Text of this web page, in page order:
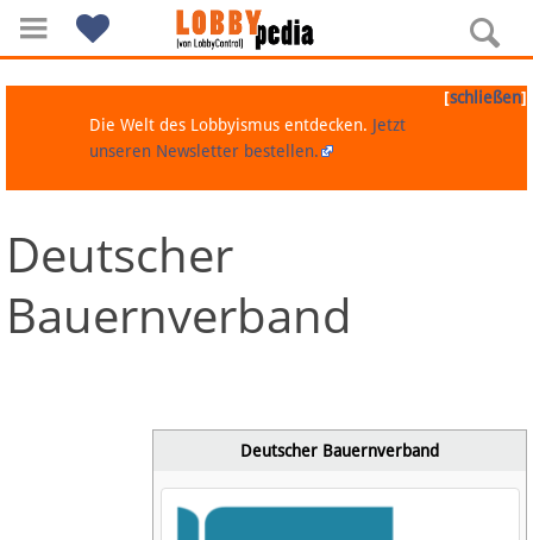
Navigation
Über Lobbypedia
Artikel nach Kategorien
[schließen]
Die Welt des Lobbyismus entdecken. Jetzt
unseren Newsletter bestellen.
Deutscher
Bauernverband
Deutscher Bauernverband